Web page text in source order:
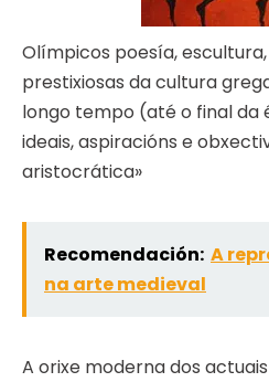
Olímpicos poesía,
prestixiosas da cultura
longo tempo (até o final da
ideais, aspiracións e
aristocrática»
Recomendación: A
na arte medieval
A orixe moderna dos